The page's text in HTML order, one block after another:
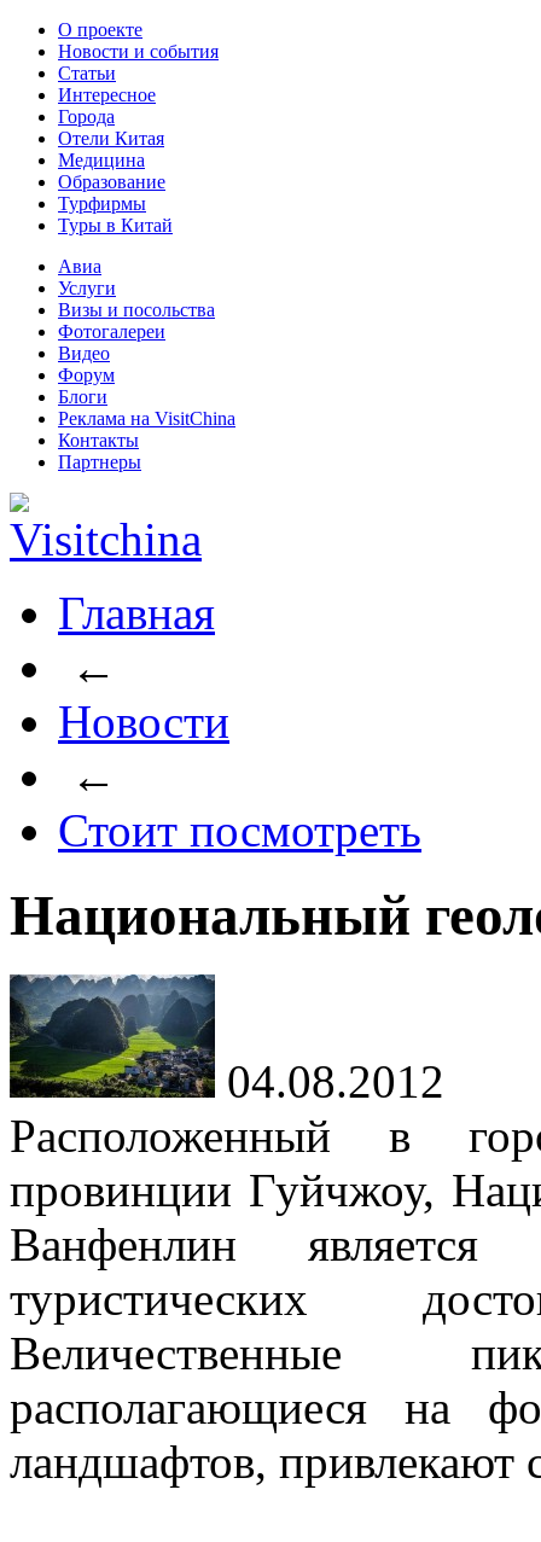
О проекте
Новости и события
Статьи
Интересное
Города
Отели Китая
Медицина
Образование
Турфирмы
Туры в Китай
Авиа
Услуги
Визы и посольства
Фотогалереи
Видео
Форум
Блоги
Реклама на VisitChina
Контакты
Партнеры
Главная
←
Новости
←
Стоит посмотреть
Национальный
04.08.2012
Расположенный в
провинции Гуйчжоу,
Ванфенлин
туристических
Величественные
располагающиеся на
ландшафтов, привлекают